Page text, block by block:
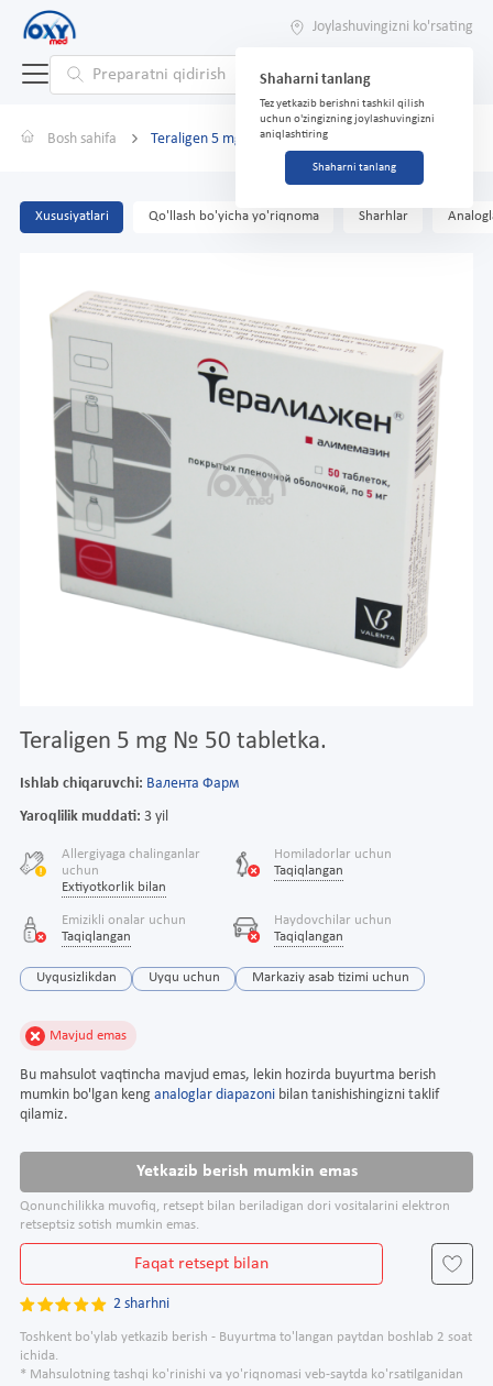
Joylashuvingizni ko'rsating
Shaharni tanlang
Tez yetkazib berishni tashkil qilish
uchun o'zingizning joylashuvingizni
aniqlashtiring
Shaharni tanlang
Bosh sahifa Teraligen 5 mg № 50 tabletka.
Xususiyatlari Qo'llash bo'yicha yo'riqnoma Sharhlar
Teraligen 5 mg № 50 tabletka.
Ishlab chiqaruvchi: Валента Фарм
Yaroqlilik muddati: 3 yil
Allergiyaga chalinganlar
uchun
Extiyotkorlik bilan
Homiladorlar uchun
Taqiqlangan
Emizikli onalar uchun
Taqiqlangan
Haydovchilar uchun
Taqiqlangan
Uyqusizlikdan Uyqu uchun Markaziy asab tizimi uchun
Mavjud emas
Bu mahsulot vaqtincha mavjud emas, lekin hozirda buyurtma berish
mumkin bo'lgan keng analoglar diapazoni bilan tanishishingizni taklif
qilamiz.
Yetkazib berish mumkin emas
Qonunchilikka muvofiq, retsept bilan beriladigan dori vositalarini elektron
retseptsiz sotish mumkin emas.
Faqat retsept bilan
2 sharhni
Toshkent bo'ylab yetkazib berish - Buyurtma to'langan paytdan boshlab 2 soat
ichida.
* Mahsulotning tashqi ko'rinishi va yo'riqnomasi veb-saytda ko'rsatilganidan